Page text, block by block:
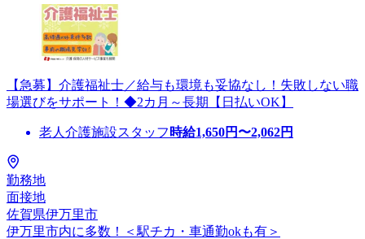
【急募】介護福祉士／給与も環境も妥協なし！失敗しない職
場選びをサポート！◆2カ月～長期【日払いOK】
老人介護施設スタッフ 時給1,650円〜2,062円
勤務地
面接地
佐賀県伊万里市
伊万里市内に多数！＜駅チカ・車通勤okも有＞